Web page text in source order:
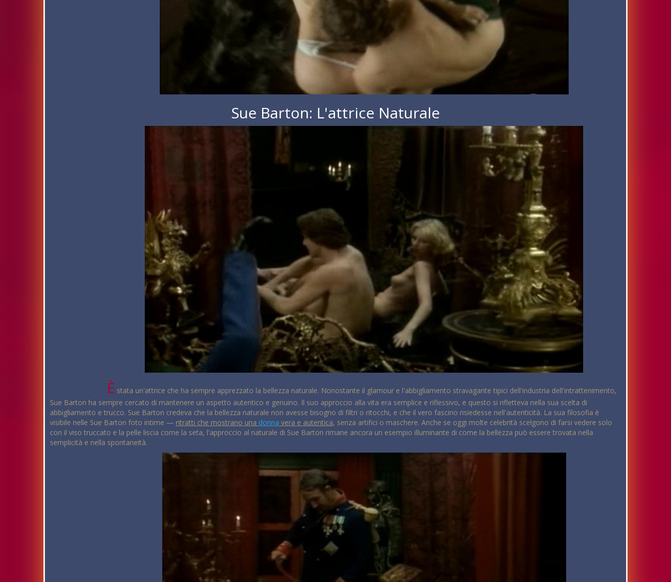
Sue Barton: L'attrice Naturale
È stata un'attrice che ha sempre apprezzato la bellezza naturale. Nonostante il glamour e l'abbigliamento stravagante tipici dell'industria dell'intrattenimento,
Sue Barton ha sempre cercato di mantenere un aspetto autentico e genuino. Il suo approccio alla vita era semplice e riflessivo, e questo si rifletteva nella sua scelta di
abbigliamento e trucco. Sue Barton credeva che la bellezza naturale non avesse bisogno di filtri o ritocchi, e che il vero fascino risiedesse nell'autenticità. La sua filosofia è
visibile nelle Sue Barton foto intime — ritratti che mostrano una donna vera e autentica, senza artifici o maschere. Anche se oggi molte celebrità scelgono di farsi vedere solo
con il viso truccato e la pelle liscia come la seta, l'approccio al naturale di Sue Barton rimane ancora un esempio illuminante di come la bellezza può essere trovata nella
semplicità e nella spontaneità.